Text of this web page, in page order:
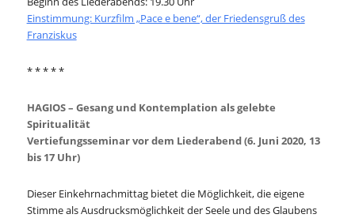
Einstimmung: Kurzfilm „Pace e bene“, der Friedensgruß des
Franziskus
* * * * *
HAGIOS – Gesang und Kontemplation als gelebte
Spiritualität
Vertiefungsseminar vor dem Liederabend (6. Juni 2020, 13
bis 17 Uhr)
Dieser Einkehrnachmittag bietet die Möglichkeit, die eigene
Stimme als Ausdrucksmöglichkeit der Seele und des Glaubens